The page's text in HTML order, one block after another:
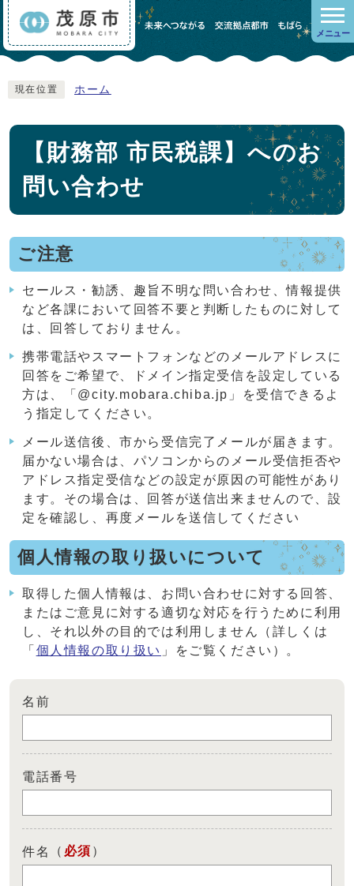
メニュー
現在位置 ホーム
【財務部 市民税課】へのお
問い合わせ
ご注意
セールス・勧誘、趣旨不明な問い合わせ、情報提供
など各課において回答不要と判断したものに対して
は、回答しておりません。
携帯電話やスマートフォンなどのメールアドレスに
回答をご希望で、ドメイン指定受信を設定している
方は、「@city.mobara.chiba.jp」を受信できるよ
う指定してください。
メール送信後、市から受信完了メールが届きます。
届かない場合は、パソコンからのメール受信拒否や
アドレス指定受信などの設定が原因の可能性があり
ます。その場合は、回答が送信出来ませんので、設
定を確認し、再度メールを送信してください
個人情報の取り扱いについて
取得した個人情報は、お問い合わせに対する回答、
またはご意見に対する適切な対応を行うために利用
し、それ以外の目的では利用しません（詳しくは
「 個人情報の取り扱い 」をご覧ください）。
名前
電話番号
件名 （ 必須 ）